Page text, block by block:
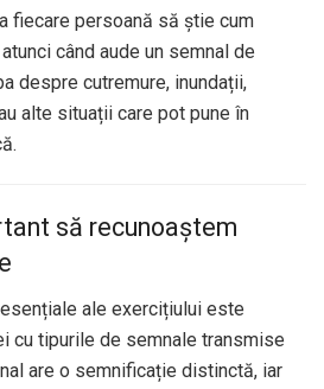
fiecare persoană să știe cum
când aude un semnal de
despre cutremure, inundații,
alte situații care pot pune în
să recunoaștem
ale exercițiului este
cu tipurile de semnale transmise
are o semnificație distinctă, iar